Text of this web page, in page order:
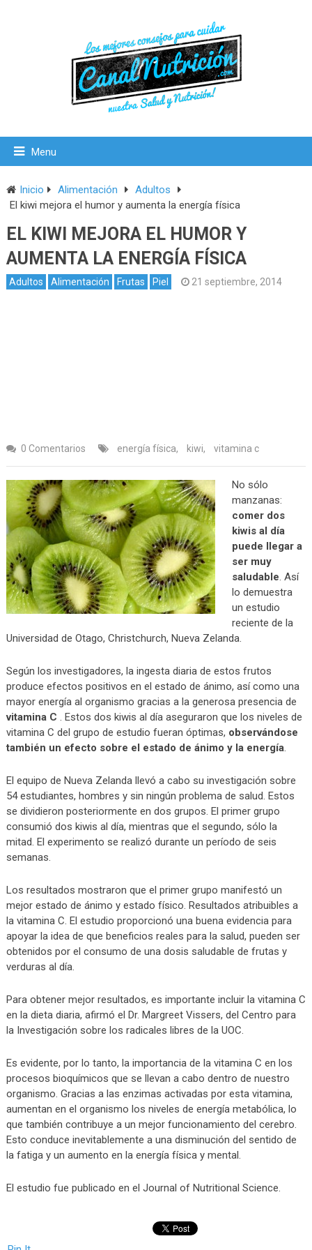
Menu
Inicio Alimentación
Adultos
El kiwi mejora el humor y aumenta la energía física
EL KIWI MEJORA EL HUMOR Y
AUMENTA LA ENERGÍA FÍSICA
Adultos Alimentación Frutas Piel 21 septiembre, 2014
0 Comentarios energía física, kiwi, vitamina c
No sólo
manzanas:
comer dos
kiwis al día
puede llegar a
ser muy
saludable. Así
lo demuestra
un estudio
reciente de la
Universidad de Otago, Christchurch, Nueva Zelanda.
Según los investigadores, la ingesta diaria de estos frutos
produce efectos positivos en el estado de ánimo, así como una
mayor energía al organismo gracias a la generosa presencia de
vitamina C . Estos dos kiwis al día aseguraron que los niveles de
vitamina C del grupo de estudio fueran óptimas, observándose
también un efecto sobre el estado de ánimo y la energía.
El equipo de Nueva Zelanda llevó a cabo su investigación sobre
54 estudiantes, hombres y sin ningún problema de salud. Estos
se dividieron posteriormente en dos grupos. El primer grupo
consumió dos kiwis al día, mientras que el segundo, sólo la
mitad. El experimento se realizó durante un período de seis
semanas.
Los resultados mostraron que el primer grupo manifestó un
mejor estado de ánimo y estado físico. Resultados atribuibles a
la vitamina C. El estudio proporcionó una buena evidencia para
apoyar la idea de que beneficios reales para la salud, pueden ser
obtenidos por el consumo de una dosis saludable de frutas y
verduras al día.
Para obtener mejor resultados, es importante incluir la vitamina C
en la dieta diaria, afirmó el Dr. Margreet Vissers, del Centro para
la Investigación sobre los radicales libres de la UOC.
Es evidente, por lo tanto, la importancia de la vitamina C en los
procesos bioquímicos que se llevan a cabo dentro de nuestro
organismo. Gracias a las enzimas activadas por esta vitamina,
aumentan en el organismo los niveles de energía metabólica, lo
que también contribuye a un mejor funcionamiento del cerebro.
Esto conduce inevitablemente a una disminución del sentido de
la fatiga y un aumento en la energía física y mental.
El estudio fue publicado en el Journal of Nutritional Science.